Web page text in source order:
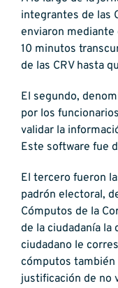
integrantes de las
enviaron mediante
10 minutos
de las CRV hasta
El segundo,
por los
validar la
Este software fue
El tercero fueron
padrón electoral,
Cómputos de la
de la ciudadanía la
ciudadano le
cómputos también
justificación de no